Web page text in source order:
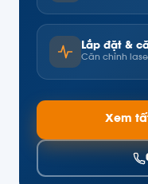
Lắp đặt &
Căn chỉnh
Xem